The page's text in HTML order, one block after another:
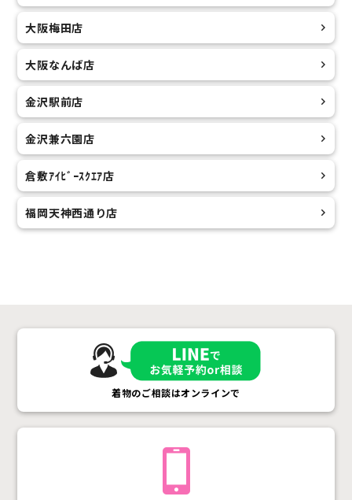
大阪梅田店
大阪なんば店
金沢駅前店
金沢兼六園店
倉敷ｱｲﾋﾞｰｽｸｴｱ店
福岡天神西通り店
着物のご相談はオンラインで